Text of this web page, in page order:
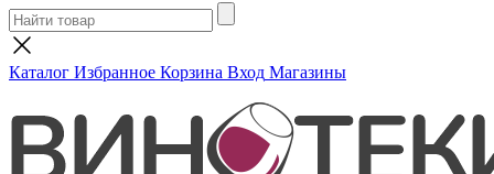
Каталог Избранное Корзина Вход Магазины